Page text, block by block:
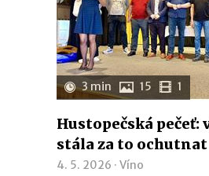
3 min 15 1
Hustopečská pečeť:
stála za to ochutnat
4. 5. 2026 · Víno